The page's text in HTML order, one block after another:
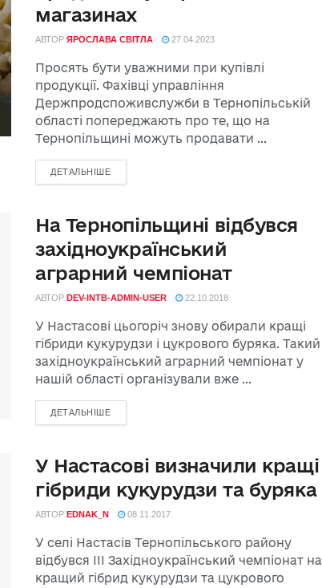
магазинах
АВТОР ЯРОСЛАВА СВІТЛА 27.04.2023
Просять бути уважними при купівлі
продукції. Фахівці управління
Держпродспоживслужби в Тернопільській
області попереджають про те, що на
Тернопільщині можуть продавати ...
ДЕТАЛЬНІШЕ
На Тернопільщині відбувся
західноукраїнський
аграрний чемпіонат
АВТОР DEV-INTB-ADMIN-USER 22.10.2018
У Настасові цьогоріч знову обирали кращі
гібриди кукурудзи і цукрового буряка. Такий
західноукраїнський аграрний чемпіонат у
нашій області організували вже ...
ДЕТАЛЬНІШЕ
У Настасові визначили кращі
гібриди кукурудзи та буряка
АВТОР EDNAK_N 08.11.2017
У селі Настасів Тернопільського району
відбувся ІІІ Західноукраїнський чемпіонат на
кращий гібрид кукурудзи та цукрового